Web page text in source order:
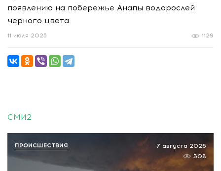
появлению на побережье Анапы водорослей
черного цвета.
1129
11 июля 2025
СМИ2
7 августа 2026
308
ПРОИСШЕСТВИЯ